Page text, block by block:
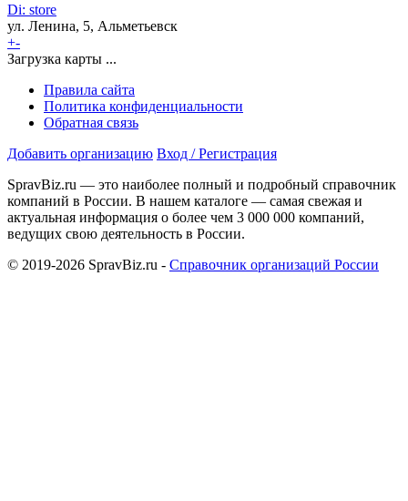
Di: store
ул. Ленина, 5, Альметьевск
+-
Загрузка карты ...
Правила сайта
Политика конфиденциальности
Обратная связь
Добавить организацию Вход / Регистрация
SpravBiz.ru — это наиболее полный и подробный справочник
компаний в России. В нашем каталоге — самая свежая и
актуальная информация о более чем 3 000 000 компаний,
ведущих свою деятельность в России.
© 2019-2026 SpravBiz.ru - Справочник организаций России